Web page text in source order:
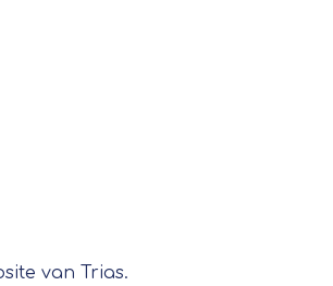
van Trias.